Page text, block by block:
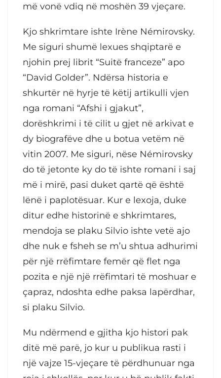
më vonë vdiq në moshën 39 vjeçare.
Kjo shkrimtare ishte Irène Némirovsky.
Me siguri shumë lexues shqiptarë e
njohin prej librit “Suitë franceze” apo
“David Golder”. Ndërsa historia e
shkurtër në hyrje të këtij artikulli vjen
nga romani “Afshi i gjakut”,
dorëshkrimi i të cilit u gjet në arkivat e
dy biografëve dhe u botua vetëm në
vitin 2007. Me siguri, nëse Némirovsky
do të jetonte ky do të ishte romani i saj
më i mirë, pasi duket qartë që është
lënë i paplotësuar. Kur e lexoja, duke
ditur edhe historinë e shkrimtares,
mendoja se plaku Silvio ishte vetë ajo
dhe nuk e fsheh se m’u shtua adhurimi
për një rrëfimtare femër që flet nga
pozita e një një rrëfimtari të moshuar e
çapraz, ndoshta edhe paksa lapërdhar,
si plaku Silvio.
Mu ndërmend e gjitha kjo histori pak
ditë më parë, jo kur u publikua rasti i
një vajze 15-vjeçare të përdhunuar nga